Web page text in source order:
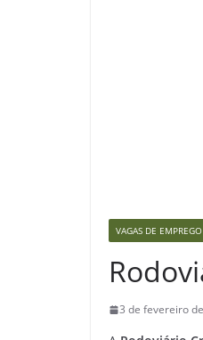
VAGAS DE EMPREGO
3 de fevereiro